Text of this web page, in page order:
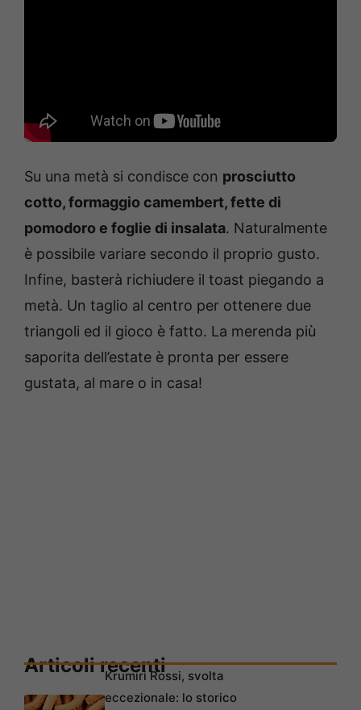
Su una metà si condisce con prosciutto
cotto, formaggio camembert, fette di
pomodoro e foglie di insalata. Naturalmente
è possibile variare secondo il proprio gusto.
Infine, basterà richiudere il toast piegando a
metà. Un taglio al centro per ottenere due
triangoli ed il gioco è fatto. La merenda più
saporita dell’estate è pronta per essere
gustata, al mare o in casa!
Articoli recentiKrumiri Rossi, svolta
eccezionale: lo storico